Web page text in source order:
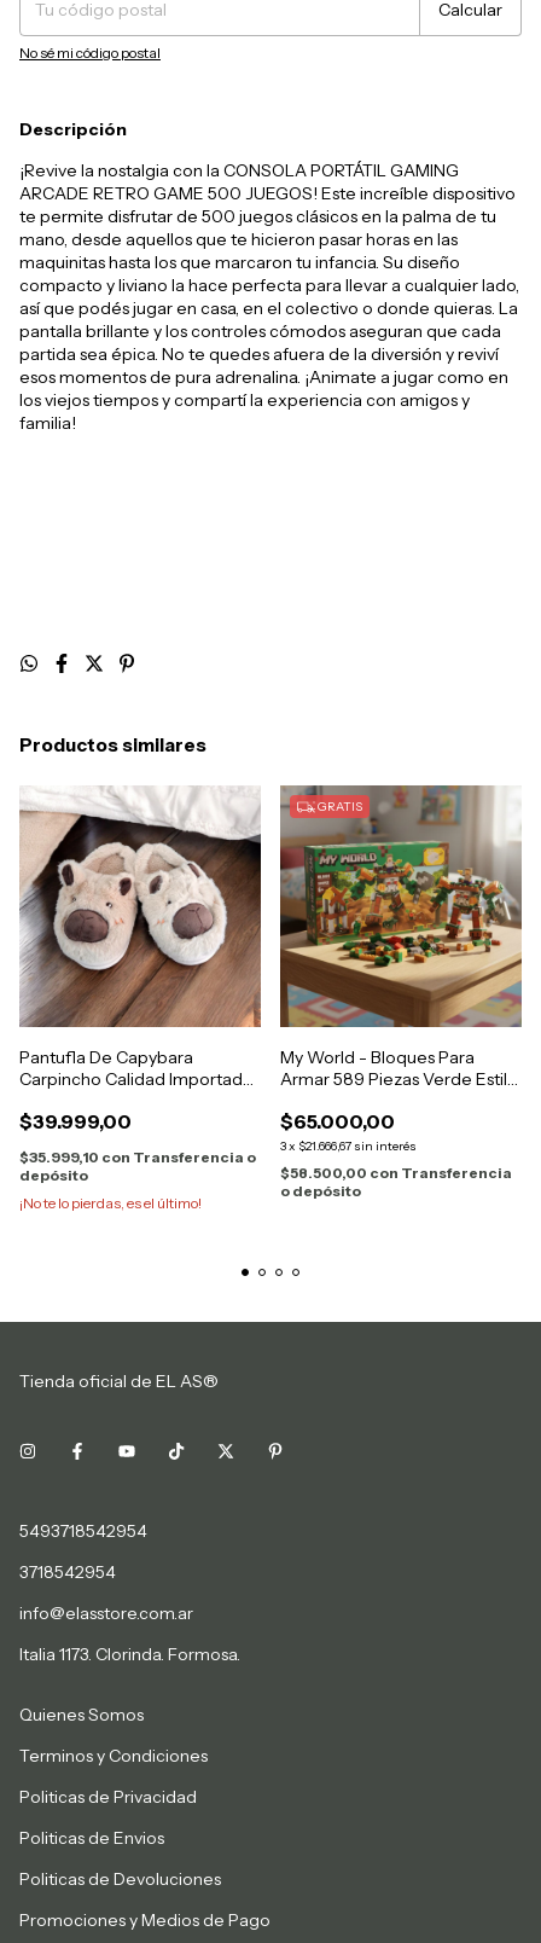
Calcular
No sé mi código postal
Descripción
¡Revive la nostalgia con la CONSOLA PORTÁTIL GAMING
ARCADE RETRO GAME 500 JUEGOS! Este increíble dispositivo
te permite disfrutar de 500 juegos clásicos en la palma de tu
mano, desde aquellos que te hicieron pasar horas en las
maquinitas hasta los que marcaron tu infancia. Su diseño
compacto y liviano la hace perfecta para llevar a cualquier lado,
así que podés jugar en casa, en el colectivo o donde quieras. La
pantalla brillante y los controles cómodos aseguran que cada
partida sea épica. No te quedes afuera de la diversión y reviví
esos momentos de pura adrenalina. ¡Animate a jugar como en
los viejos tiempos y compartí la experiencia con amigos y
familia!
Productos similares
Pantufla De Capybara
Carpincho Calidad Importada
$39.999,00
$35.999,10 con Transferencia o
depósito
¡No te lo pierdas, es el último!
GRATIS
My World - Bloques Para
Armar 589 Piezas Verde Estilo
$65.000,00
3x $21.666,67 sin interés
$58.500,00 con Transferencia
o depósito
Tienda oficial de EL AS®
5493718542954
3718542954
info@elasstore.com.ar
Italia 1173. Clorinda. Formosa.
Quienes Somos
Terminos y Condiciones
Politicas de Privacidad
Politicas de Envios
Politicas de Devoluciones
Promociones y Medios de Pago